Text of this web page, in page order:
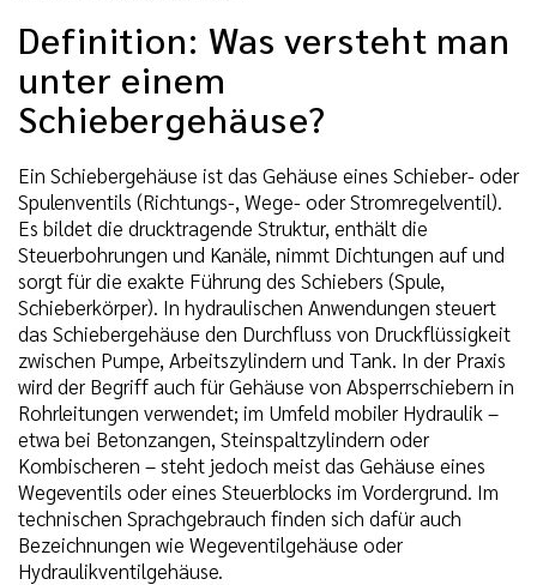
Definition: Was versteht man
unter einem
Schiebergehäuse?
Ein Schiebergehäuse ist das Gehäuse eines Schieber- oder
Spulenventils (Richtungs-, Wege- oder Stromregelventil).
Es bildet die drucktragende Struktur, enthält die
Steuerbohrungen und Kanäle, nimmt Dichtungen auf und
sorgt für die exakte Führung des Schiebers (Spule,
Schieberkörper). In hydraulischen Anwendungen steuert
das Schiebergehäuse den Durchfluss von Druckflüssigkeit
zwischen Pumpe, Arbeitszylindern und Tank. In der Praxis
wird der Begriff auch für Gehäuse von Absperrschiebern in
Rohrleitungen verwendet; im Umfeld mobiler Hydraulik –
etwa bei Betonzangen, Steinspaltzylindern oder
Kombischeren – steht jedoch meist das Gehäuse eines
Wegeventils oder eines Steuerblocks im Vordergrund. Im
technischen Sprachgebrauch finden sich dafür auch
Bezeichnungen wie Wegeventilgehäuse oder
Hydraulikventilgehäuse.